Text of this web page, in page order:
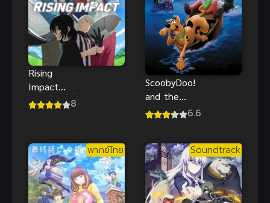
Rising
Impact
(2024) ไรซิ่ง
8
ScoobyDoo!
and the
Loch Ness
บาดาล พากย์
ไทย
6.6
พากย์ไทย Soundtrack